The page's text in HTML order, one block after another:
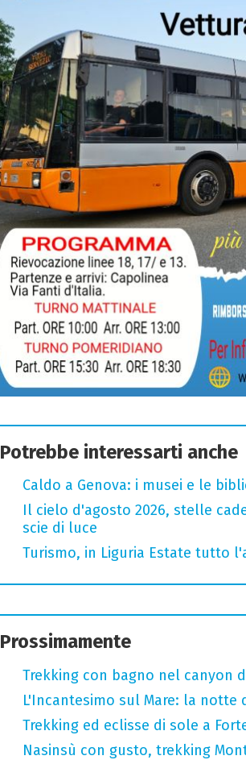
Potrebbe interessarti anche
Caldo a Genova: i musei e le
Il cielo d'agosto 2026, stelle
scie di luce
Turismo, in Liguria Estate tutto
Prossimamente
Trekking con bagno nel canyon
L'Incantesimo sul Mare: la
Trekking ed eclisse di sole a
Nasinsù con gusto, trekking